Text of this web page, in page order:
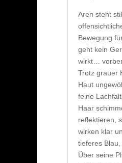
Aren steht
Bewegung
geht kein
wirkt…
Trotz grauer
Haut
feine
Haar
reflektieren,
wirken klar
tieferes
Über seine